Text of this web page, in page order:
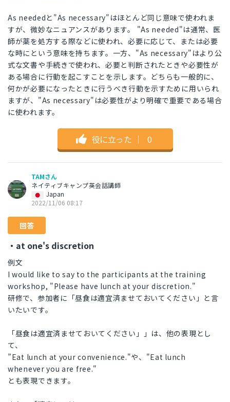
As neededと"As necessary"はほとんど同じ意味で使われま
すが、微妙なニュアンスがあります。 "As needed"は通常、医
師が薬を処方する際などに使われ、必要に応じて、または必要
な時にという意味を持ちます。一方、"As necessary"はより公
式な文書や手続きで使われ、必要と判断されたときや必要性が
ある場合に行動を起こすことを示します。どちらも一般的に、
何かが必要になったときに行うべき行動を示すために用いられ
ますが、"As necessary"は必要性がより明確で重要である場合
に使われます。
役に立った ｜ 0
TAMさん
ネイティブキャンプ英会話講師
Japan
2022/11/06 08:17
回答
・at one's discretion
例文
I would like to say to the participants at the training
workshop, "Please have lunch at your discretion."
研修で、参加者に「昼食は適宜済ませておいてください」と言
いたいです。
「昼食は適宜済ませておいてください」」は、他の表現とし
て、
”Eat lunch at your convenience."や、"Eat lunch
whenever you are free."
とも表現できます。